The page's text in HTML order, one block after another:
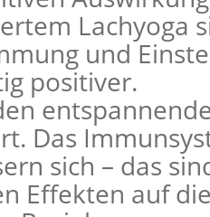
Lachyoga
und
positiver.
Das
sich – das
Effekten auf